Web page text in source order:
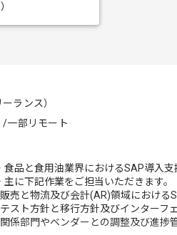
ランス）
/一部リモート
食品と食用油業界におけるSAP導入
主に下記作業をご担当いただきます。
売と物流及び会計(AR)領域における
スト方針と移行方針及びインターフ
係部門やベンダーとの調整及び進捗